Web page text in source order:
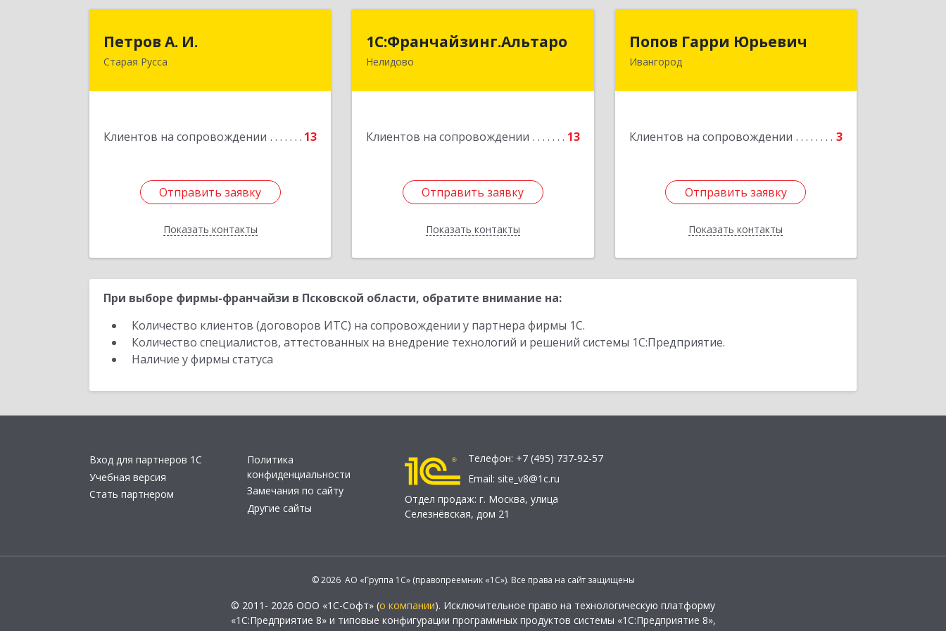
Петров А. И.
Старая Русса
Клиентов на сопровождении 13
Отправить заявку
Показать контакты
Старая Русса, пер.Волотовский, д.23
Отправить заявку
Назад
1С:Франчайзинг.Альтаро
Нелидово
Клиентов на сопровождении 13
Отправить заявку
Показать контакты
1С:Франчайзинг.Альтаро
172527, Тверская обл, Нелидово г,
Отправить заявку
Назад
Попов Гарри Юрьевич
Ивангород
Клиентов на сопровождении 3
Отправить заявку
Показать контакты
Отправить заявку
Назад
При выборе фирмы-франчайзи в Псковской области, обратите внимание на:
Количество клиентов (договоров ИТС) на сопровождении у партнера фирмы 1С.
Количество специалистов, аттестованных на внедрение технологий и решений системы 1С:Предприятие.
Наличие у фирмы статуса
Вход для партнеров 1С
Учебная версия
Стать партнером
Политика
конфиденциальности
Замечания по сайту
Другие сайты
Телефон: +7 (495) 737-92-57
Email: site_v8@1c.ru
Отдел продаж: г. Москва, улица
Селезнёвская, дом 21
© 2026 АО «Группа 1С» (правопреемник «1С»). Все права на сайт защищены
© 2011- 2026 ООО «1С-Софт» (о компании). Исключительное право на технологическую платформу
«1С:Предприятие 8» и типовые конфигурации программных продуктов системы «1С:Предприятие 8»,